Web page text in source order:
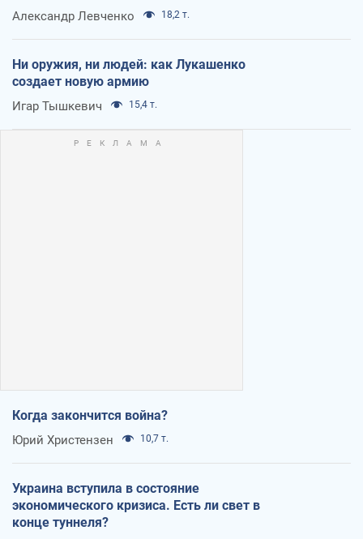
Александр Левченко 18,2 т.
Ни оружия, ни людей: как Лукашенко
создает новую армию
Игар Тышкевич 15,4 т.
Когда закончится война?
Юрий Христензен 10,7 т.
Украина вступила в состояние
экономического кризиса. Есть ли свет в
конце туннеля?